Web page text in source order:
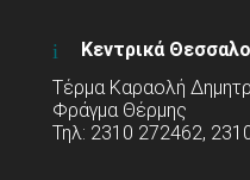
Κεντρικά
Τέρμα Καραολή
Φράγμα Θέρμης
Τηλ: 2310 272462,